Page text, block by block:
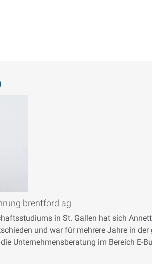
brentford ag
in St. Gallen hat sich
und war für mehrere Jahre in
Unternehmensberatung im Bereich E-